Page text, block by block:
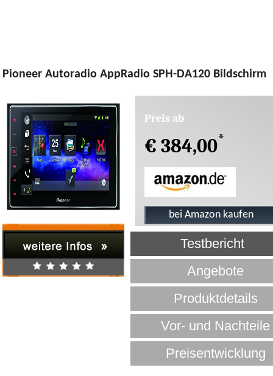
Pioneer Autoradio AppRadio SPH-DA120 Bildschirm
Preis ab
€ 384,00*